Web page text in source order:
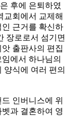
후에 은퇴하였
교회에서 교제해
근거를 확신하
장로로서 섬기면
출판사의 편집
에서 하나님의
양식에 여러 편의
인버니스에 위
과 결혼하여 영